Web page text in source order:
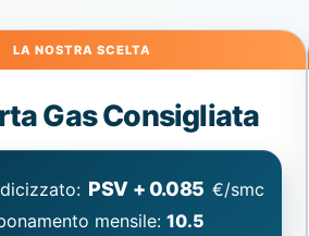
Gas Consigliata
PSV + 0.085 €/smc
mensile:10.5